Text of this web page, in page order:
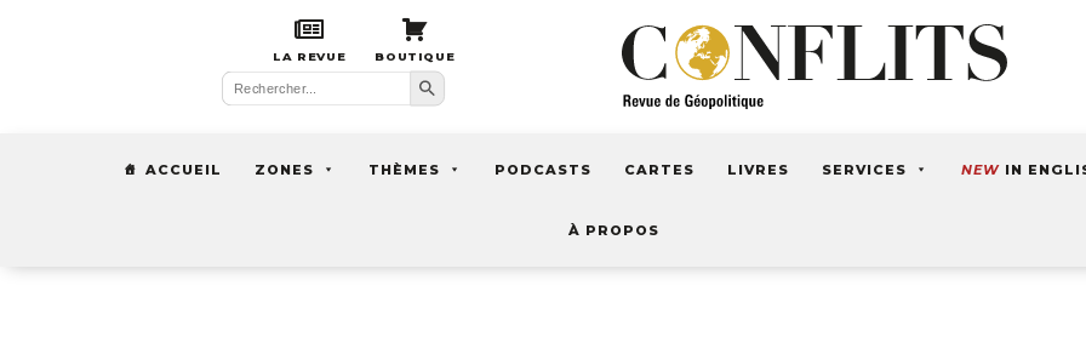
LA REVUE BOUTIQUE
Search
for:
Search Button
ACCUEIL ZONES THÈMES PODCASTS CARTES LIVRES SERVICES NEW IN
À PROPOS